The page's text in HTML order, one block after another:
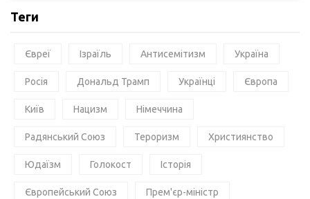
Теги
Євреї Ізраїль Антисемітизм Україна
Росія Дональд Трамп Українці Європа
Київ Нацизм Німеччина
Радянський Союз Тероризм Християнство
Юдаїзм Голокост Історія
Європейський Союз Прем'єр-міністр